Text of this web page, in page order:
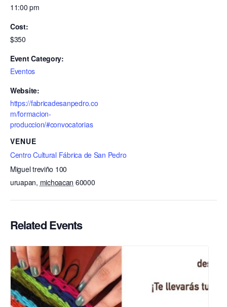
11:00 pm
Cost:
$350
Event Category:
Eventos
Website:
https://fabricadesanpedro.co
m/formacion-
produccion/#convocatorias
VENUE
Centro Cultural Fábrica de San Pedro
Miguel treviño 100
uruapan, michoacan 60000
Related Events